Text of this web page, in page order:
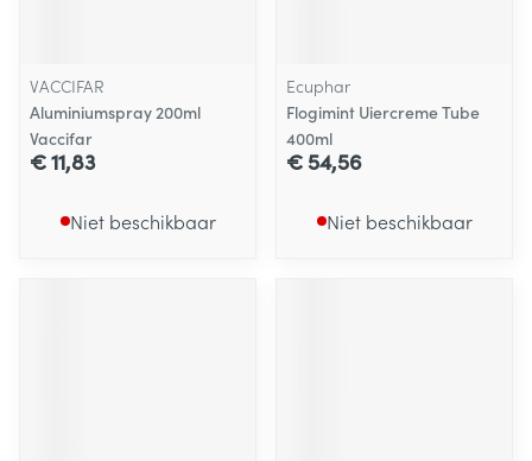
VACCIFAR
Aluminiumspray 200ml
Vaccifar
€ 11,83
Niet beschikbaar
Ecuphar
Flogimint Uiercreme Tube
400ml
€ 54,56
Niet beschikbaar